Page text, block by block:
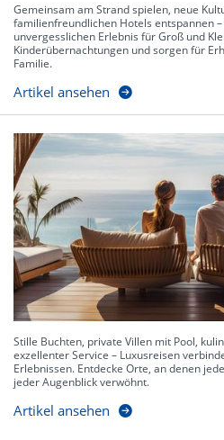
Gemeinsam am Strand spielen, neue
familienfreundlichen Hotels entspannen
unvergesslichen Erlebnis für Groß und
Kinderübernachtungen und sorgen für
Familie.
Artikel ansehen
Stille Buchten, private Villen mit Pool,
exzellenter Service – Luxusreisen
Erlebnissen. Entdecke Orte, an denen
jeder Augenblick verwöhnt.
Artikel ansehen